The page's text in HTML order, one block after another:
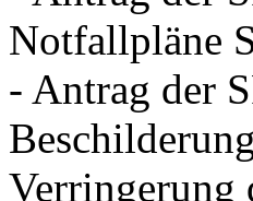
Notfallpläne
- Antrag der
Verringerung